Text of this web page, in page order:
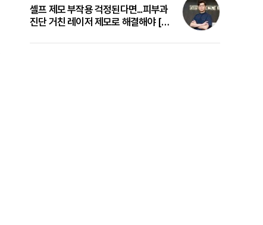
셀프 제모 부작용 걱정된다면...피부과
진단 거친 레이저 제모로 해결해야 [변